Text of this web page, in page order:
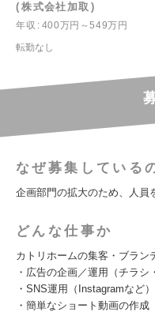
株式会社加取
年収
400万円～549万円
転勤なし
なぜ募集している
企画部門の拡大のため、人員
どんな仕事か
カトリホームの集客・ブラン
・広告の企画／運用（チラシ
・SNS運用（Instagramなど）
・簡単なショート動画の作成